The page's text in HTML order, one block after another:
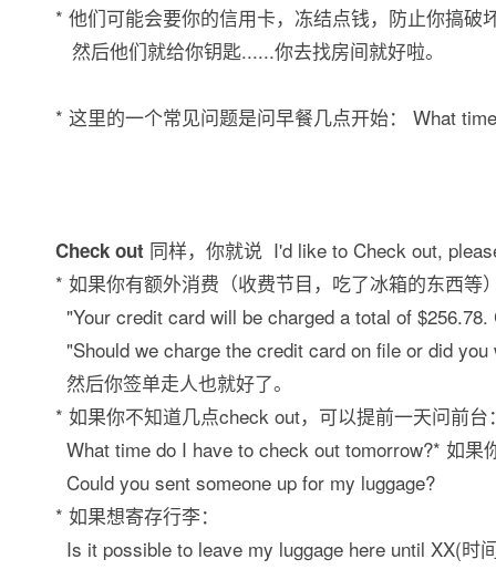
* 他们可能会要你的信用卡，冻结点钱，防止你搞破
然后他们就给你钥匙......你去找房间就好啦。
* 这里的一个常见问题是问早餐几点开始： What
Check out 同样，你就说 I'd like to Check out,
* 如果你有额外消费（收费节目，吃了冰箱的东西等
"Your credit card will be charged a total of
"Should we charge the credit card on file or did
然后你签单走人也就好了。
* 如果你不知道几点check out，可以提前一天问前台
What time do I have to check out tomorrow?* 如
Could you sent someone up for my luggage?
* 如果想寄存行李：
Is it possible to leave my luggage here until XX(时